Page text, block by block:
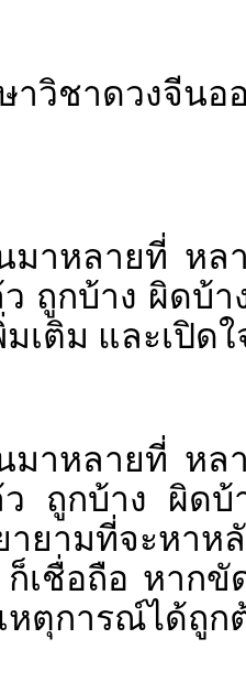
าวิชาดวงจีน
มาหลายที่ หล
ถูกบ้าง ผิดบ้า
เติม และเปิด
มาหลายที่ หล
ถูกบ้าง ผิดบ้
ยามที่จะหาห
เชื่อถือ หากขั
หตุการณ์ได้ถูก